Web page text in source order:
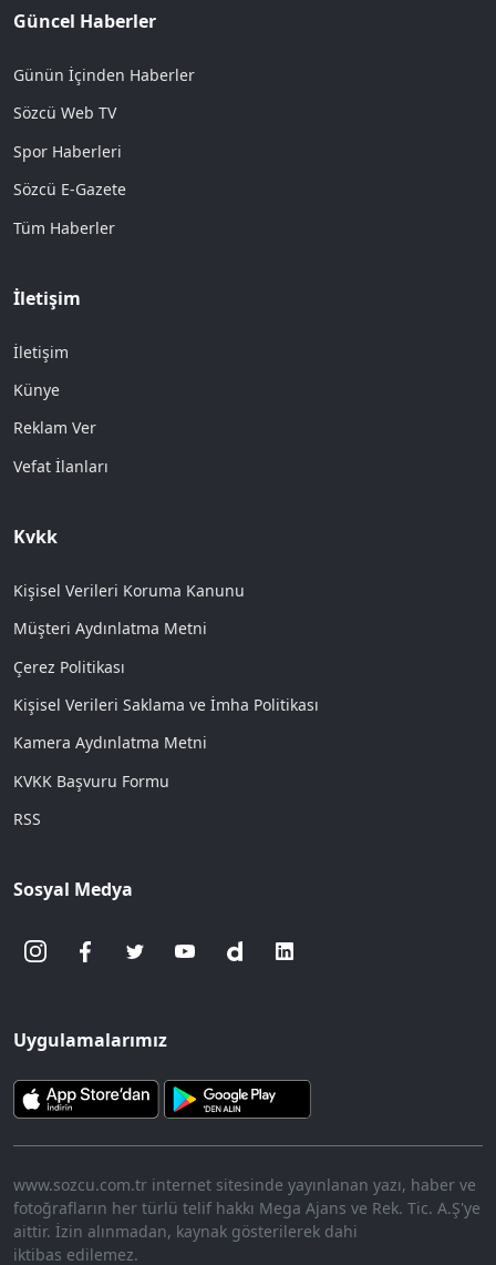
Güncel Haberler
Günün İçinden Haberler
Sözcü Web TV
Spor Haberleri
Sözcü E-Gazete
Tüm Haberler
İletişim
İletişim
Künye
Reklam Ver
Vefat İlanları
Kvkk
Kişisel Verileri Koruma Kanunu
Müşteri Aydınlatma Metni
Çerez Politikası
Kişisel Verileri Saklama ve İmha Politikası
Kamera Aydınlatma Metni
KVKK Başvuru Formu
RSS
Sosyal Medya
Uygulamalarımız
www.sozcu.com.tr internet sitesinde yayınlanan yazı, haber ve
fotoğrafların her türlü telif hakkı Mega Ajans ve Rek. Tic. A.Ş'ye
aittir. İzin alınmadan, kaynak gösterilerek dahi
iktibas edilemez.